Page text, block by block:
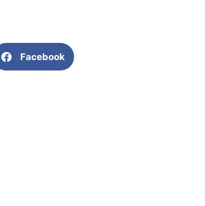
Facebook